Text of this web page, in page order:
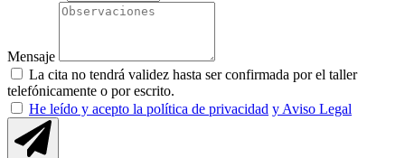
Mensaje
La cita no tendrá validez hasta ser confirmada por el taller
telefónicamente o por escrito.
He leído y acepto la política de privacidad y Aviso Legal